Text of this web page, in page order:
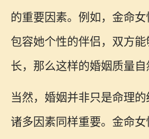
的重要因素。例如，金命
包容她个性的伴侣，双方
长，那么这样的婚姻质量自
当然，婚姻并非只是命理
诸多因素同样重要。金命